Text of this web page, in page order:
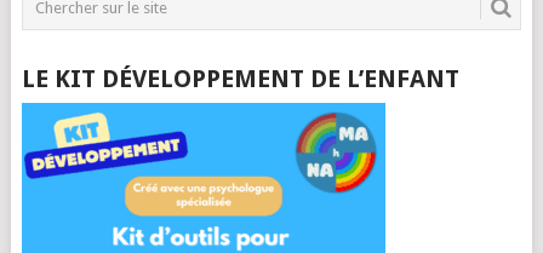
LE KIT DÉVELOPPEMENT DE L’ENFANT